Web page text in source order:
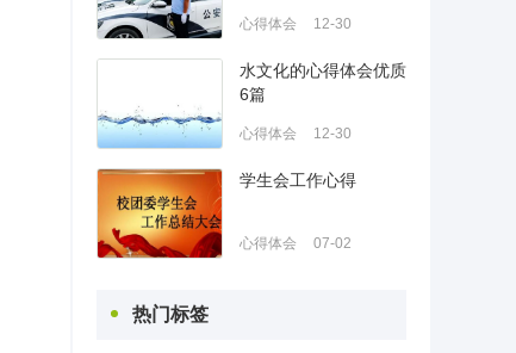
心得体会 12-30
水文化的心得体会优质
6篇
心得体会 12-30
学生会工作心得
心得体会 07-02
热门标签